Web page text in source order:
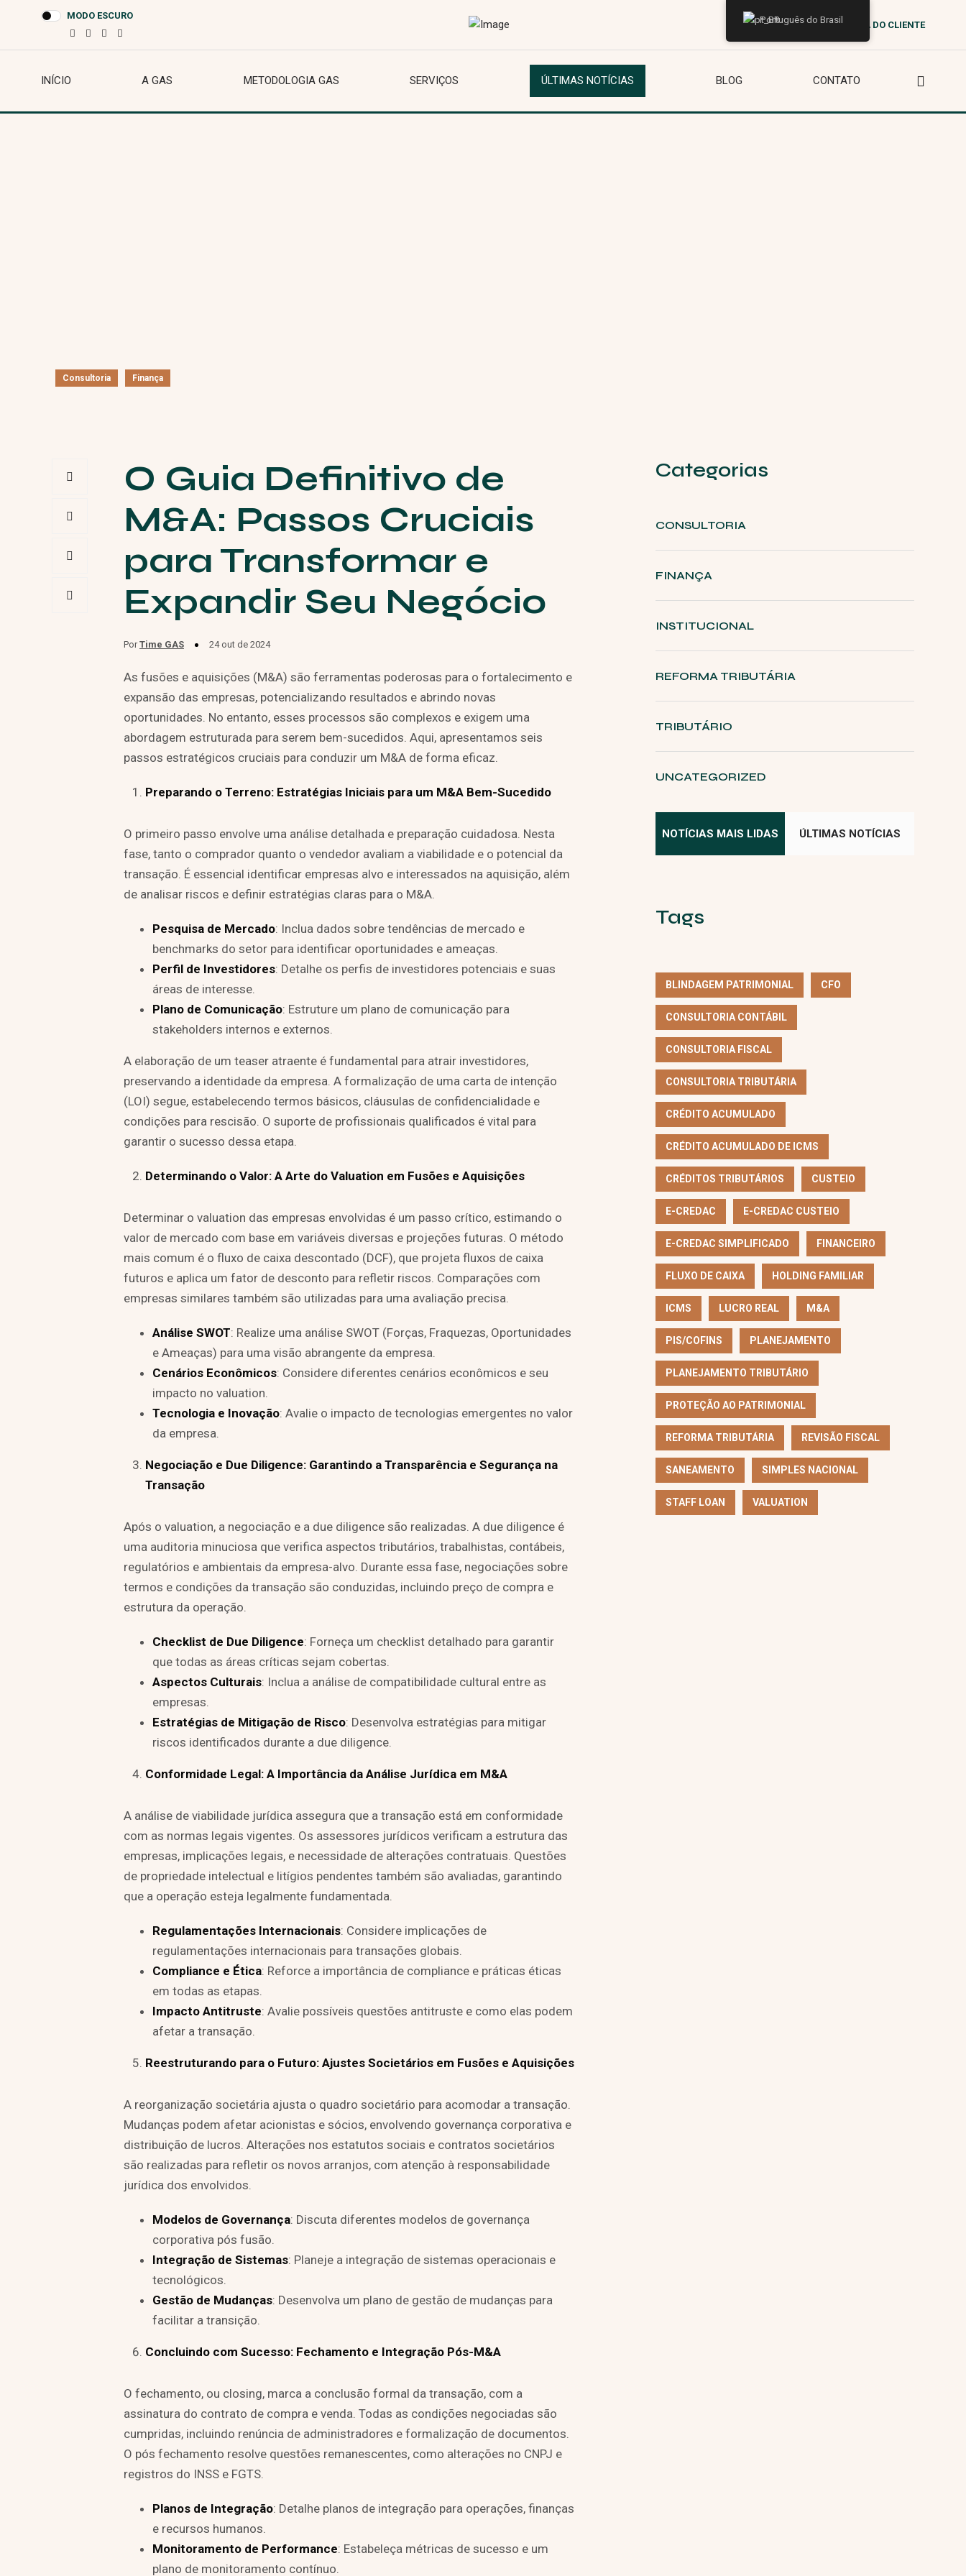
MODO ESCURO
ÁREA DO CLIENTE
INÍCIO A GAS METODOLOGIA GAS SERVIÇOS ÚLTIMAS NOTÍCIAS BLOG CONTATO
Consultoria Finança
O Guia Definitivo de
M&A: Passos Cruciais
para Transformar e
Expandir Seu Negócio
PorTime GAS 24 out de 2024
As fusões e aquisições (M&A) são ferramentas poderosas para o fortalecimento e
expansão das empresas, potencializando resultados e abrindo novas
oportunidades. No entanto, esses processos são complexos e exigem uma
abordagem estruturada para serem bem-sucedidos. Aqui, apresentamos seis
passos estratégicos cruciais para conduzir um M&A de forma eficaz.
Preparando o Terreno: Estratégias Iniciais para um M&A Bem-Sucedido
O primeiro passo envolve uma análise detalhada e preparação cuidadosa. Nesta
fase, tanto o comprador quanto o vendedor avaliam a viabilidade e o potencial da
transação. É essencial identificar empresas alvo e interessados na aquisição, além
de analisar riscos e definir estratégias claras para o M&A.
Pesquisa de Mercado: Inclua dados sobre tendências de mercado e
benchmarks do setor para identificar oportunidades e ameaças.
Perfil de Investidores: Detalhe os perfis de investidores potenciais e suas
áreas de interesse.
Plano de Comunicação: Estruture um plano de comunicação para
stakeholders internos e externos.
A elaboração de um teaser atraente é fundamental para atrair investidores,
preservando a identidade da empresa. A formalização de uma carta de intenção
(LOI) segue, estabelecendo termos básicos, cláusulas de confidencialidade e
condições para rescisão. O suporte de profissionais qualificados é vital para
garantir o sucesso dessa etapa.
Determinando o Valor: A Arte do Valuation em Fusões e Aquisições
Determinar o valuation das empresas envolvidas é um passo crítico, estimando o
valor de mercado com base em variáveis diversas e projeções futuras. O método
mais comum é o fluxo de caixa descontado (DCF), que projeta fluxos de caixa
futuros e aplica um fator de desconto para refletir riscos. Comparações com
empresas similares também são utilizadas para uma avaliação precisa.
Análise SWOT: Realize uma análise SWOT (Forças, Fraquezas, Oportunidades
e Ameaças) para uma visão abrangente da empresa.
Cenários Econômicos: Considere diferentes cenários econômicos e seu
impacto no valuation.
Tecnologia e Inovação: Avalie o impacto de tecnologias emergentes no valor
da empresa.
Negociação e Due Diligence: Garantindo a Transparência e Segurança na
Transação
Após o valuation, a negociação e a due diligence são realizadas. A due diligence é
uma auditoria minuciosa que verifica aspectos tributários, trabalhistas, contábeis,
regulatórios e ambientais da empresa-alvo. Durante essa fase, negociações sobre
termos e condições da transação são conduzidas, incluindo preço de compra e
estrutura da operação.
Checklist de Due Diligence: Forneça um checklist detalhado para garantir
que todas as áreas críticas sejam cobertas.
Aspectos Culturais: Inclua a análise de compatibilidade cultural entre as
empresas.
Estratégias de Mitigação de Risco: Desenvolva estratégias para mitigar
riscos identificados durante a due diligence.
Conformidade Legal: A Importância da Análise Jurídica em M&A
A análise de viabilidade jurídica assegura que a transação está em conformidade
com as normas legais vigentes. Os assessores jurídicos verificam a estrutura das
empresas, implicações legais, e necessidade de alterações contratuais. Questões
de propriedade intelectual e litígios pendentes também são avaliadas, garantindo
que a operação esteja legalmente fundamentada.
Regulamentações Internacionais: Considere implicações de
regulamentações internacionais para transações globais.
Compliance e Ética: Reforce a importância de compliance e práticas éticas
em todas as etapas.
Impacto Antitruste: Avalie possíveis questões antitruste e como elas podem
afetar a transação.
Reestruturando para o Futuro: Ajustes Societários em Fusões e Aquisições
A reorganização societária ajusta o quadro societário para acomodar a transação.
Mudanças podem afetar acionistas e sócios, envolvendo governança corporativa e
distribuição de lucros. Alterações nos estatutos sociais e contratos societários
são realizadas para refletir os novos arranjos, com atenção à responsabilidade
jurídica dos envolvidos.
Modelos de Governança: Discuta diferentes modelos de governança
corporativa pós fusão.
Integração de Sistemas: Planeje a integração de sistemas operacionais e
tecnológicos.
Gestão de Mudanças: Desenvolva um plano de gestão de mudanças para
facilitar a transição.
Concluindo com Sucesso: Fechamento e Integração Pós-M&A
O fechamento, ou closing, marca a conclusão formal da transação, com a
assinatura do contrato de compra e venda. Todas as condições negociadas são
cumpridas, incluindo renúncia de administradores e formalização de documentos.
O pós fechamento resolve questões remanescentes, como alterações no CNPJ e
registros do INSS e FGTS.
Planos de Integração: Detalhe planos de integração para operações, finanças
e recursos humanos.
Monitoramento de Performance: Estabeleça métricas de sucesso e um
plano de monitoramento contínuo.
Categorias
CONSULTORIA
FINANÇA
INSTITUCIONAL
REFORMA TRIBUTÁRIA
TRIBUTÁRIO
UNCATEGORIZED
NOTÍCIAS MAIS LIDAS ÚLTIMAS NOTÍCIAS
Tags
BLINDAGEM PATRIMONIAL CFO
CONSULTORIA CONTÁBIL
CONSULTORIA FISCAL
CONSULTORIA TRIBUTÁRIA
CRÉDITO ACUMULADO
CRÉDITO ACUMULADO DE ICMS
CRÉDITOS TRIBUTÁRIOS CUSTEIO
E-CREDAC E-CREDAC CUSTEIO
E-CREDAC SIMPLIFICADO FINANCEIRO
FLUXO DE CAIXA HOLDING FAMILIAR
ICMS LUCRO REAL M&A
PIS/COFINS PLANEJAMENTO
PLANEJAMENTO TRIBUTÁRIO
PROTEÇÃO AO PATRIMONIAL
REFORMA TRIBUTÁRIA REVISÃO FISCAL
SANEAMENTO SIMPLES NACIONAL
STAFF LOAN VALUATION
Português do Brasil